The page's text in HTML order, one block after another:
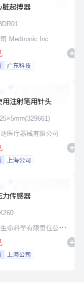
脏起搏器
Medtronic Inc.
广东科技
用注射笔用针头
医疗器械有限公司
上海公司
力传感器
命科学有限责任公司
LLC
上海公司